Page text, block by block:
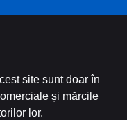
site sunt doar în
și mărcile
lor.